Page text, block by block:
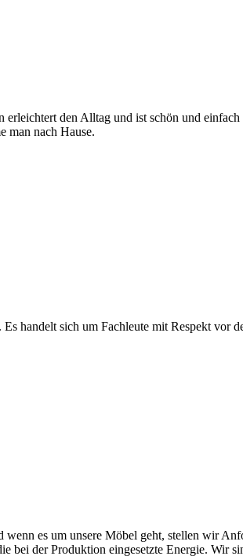
den Alltag und ist schön und
man nach Hause.
handelt sich um Fachleute mit Respekt vor
es um unsere Möbel geht, stellen wir
bei der Produktion eingesetzte Energie. Wir